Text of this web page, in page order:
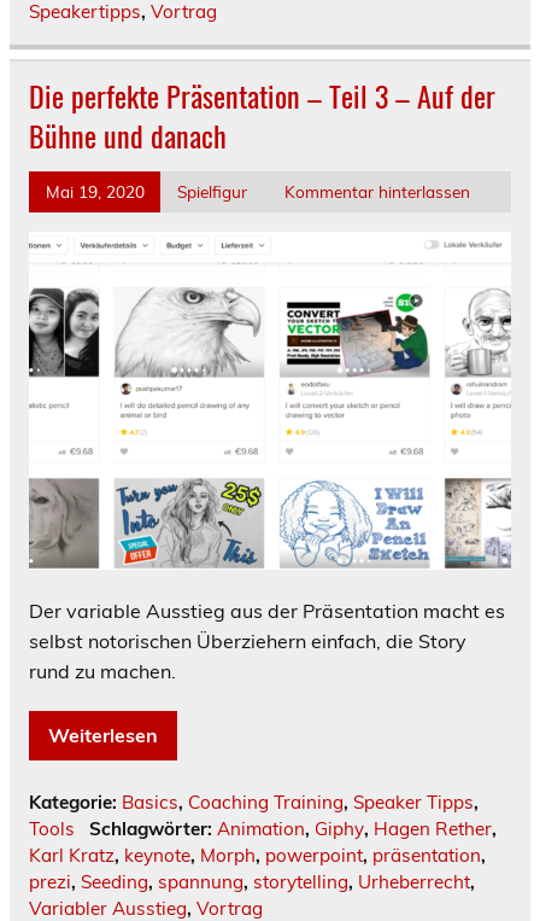
Speakertipps, Vortrag
Die perfekte Präsentation – Teil 3 – Auf der
Bühne und danach
Mai 19, 2020 Spielfigur Kommentar hinterlassen
Der variable Ausstieg aus der Präsentation macht es
selbst notorischen Überziehern einfach, die Story
rund zu machen.
Weiterlesen
Kategorie: Basics, Coaching Training, Speaker Tipps,
Tools
Schlagwörter: Animation, Giphy, Hagen Rether,
Karl Kratz, keynote, Morph, powerpoint, präsentation,
prezi, Seeding, spannung, storytelling, Urheberrecht,
Variabler Ausstieg, Vortrag